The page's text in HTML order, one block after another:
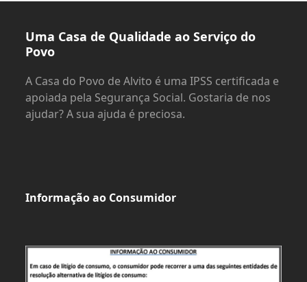
Uma Casa de Qualidade ao Serviço do
Povo
A Casa do Povo de Alvito é uma IPSS certificada e
apoiada pela Segurança Social. Gostaria de nos
ajudar? A sua ajuda é preciosa.
Informação ao Consumidor